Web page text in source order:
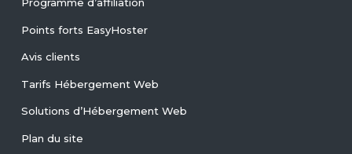
Programme d’affiliation
Points forts EasyHoster
Avis clients
Tarifs Hébergement Web
Solutions d’Hébergement Web
Plan du site